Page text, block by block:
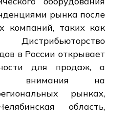
рынка после
компаний, таких как
в России открывает
для продаж, а
внимания на
рынках,
область,